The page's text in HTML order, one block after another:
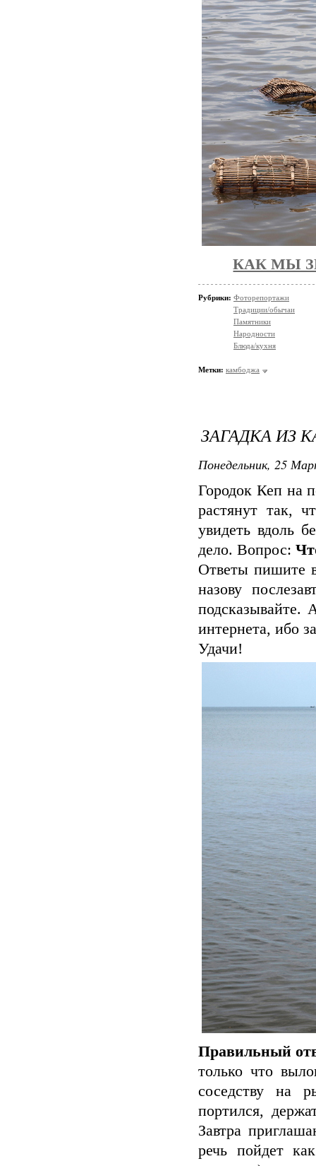
КАК МЫ
Рубрики: Фоторепортажи
Традиции/обычаи
Памятники
Народности
Блюда/кухня
Метки: камбоджа
ЗАГАДКА ИЗ
Понедельник, 25
Городок Кеп на
растянут так,
увидеть вдоль
дело. Вопрос:
Ответы пишите
назову
подсказывайте.
интернета, ибо
Удачи!
Правильный
только что
соседству на
портился,
Завтра
речь пойдет